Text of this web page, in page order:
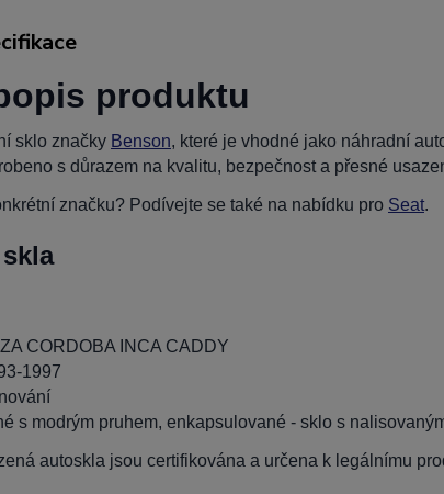
produktu
sklo značky Benson, které je vhodné jako náhradní
s důrazem na kvalitu, bezpečnost a přesné
značku? Podívejte se také na nabídku pro Seat.
CORDOBA INCA CADDY
1997
s modrým pruhem, enkapsulované - sklo s
autoskla jsou certifikována a určena k legálnímu